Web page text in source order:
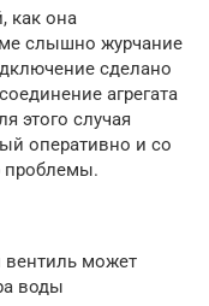
как она
слышно журчание
сделано
агрегата
этого случая
оперативно и со
проблемы.
может
воды